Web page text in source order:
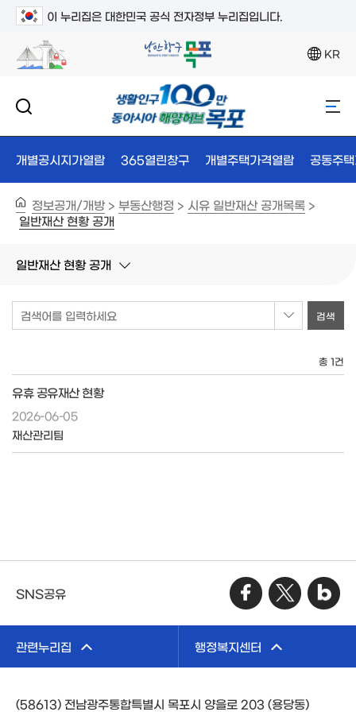
이 누리집은 대한민국 공식 전자정부 누리집입니다.
KR
개별공시지가열람 365열린창구 개별주택가격열람 공동주
정보공개/개방 > 부동산행정 > 시유 일반재산 공개목록 >
일반재산 현황 공개
일반재산 현황 공개
검색어를 입력하세요
총 1건
유휴 공유재산 현황
2026-06-05
재산관리팀
SNS공유
관련누리집 행정복지센터
(58613) 전남광주통합특별시 목포시 양을로 203 (용당동)